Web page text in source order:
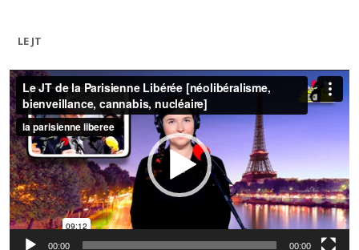
LE JT
Lecteur
vidéo
00:00 00:00